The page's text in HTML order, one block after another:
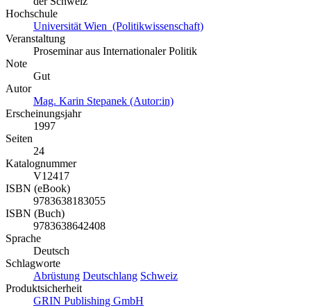
Hochschule
Universität Wien (Politikwissenschaft)
Veranstaltung
Proseminar aus Internationaler Politik
Note
Gut
Autor
Mag. Karin Stepanek (Autor:in)
Erscheinungsjahr
1997
Seiten
24
Katalognummer
V12417
ISBN (eBook)
9783638183055
ISBN (Buch)
9783638642408
Sprache
Deutsch
Schlagworte
Abrüstung Deutschlang Schweiz
Produktsicherheit
GRIN Publishing GmbH